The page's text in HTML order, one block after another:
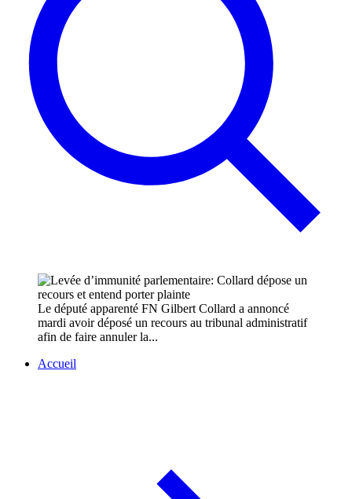
Le député apparenté FN Gilbert Collard a annoncé
mardi avoir déposé un recours au tribunal administratif
afin de faire annuler la...
Accueil